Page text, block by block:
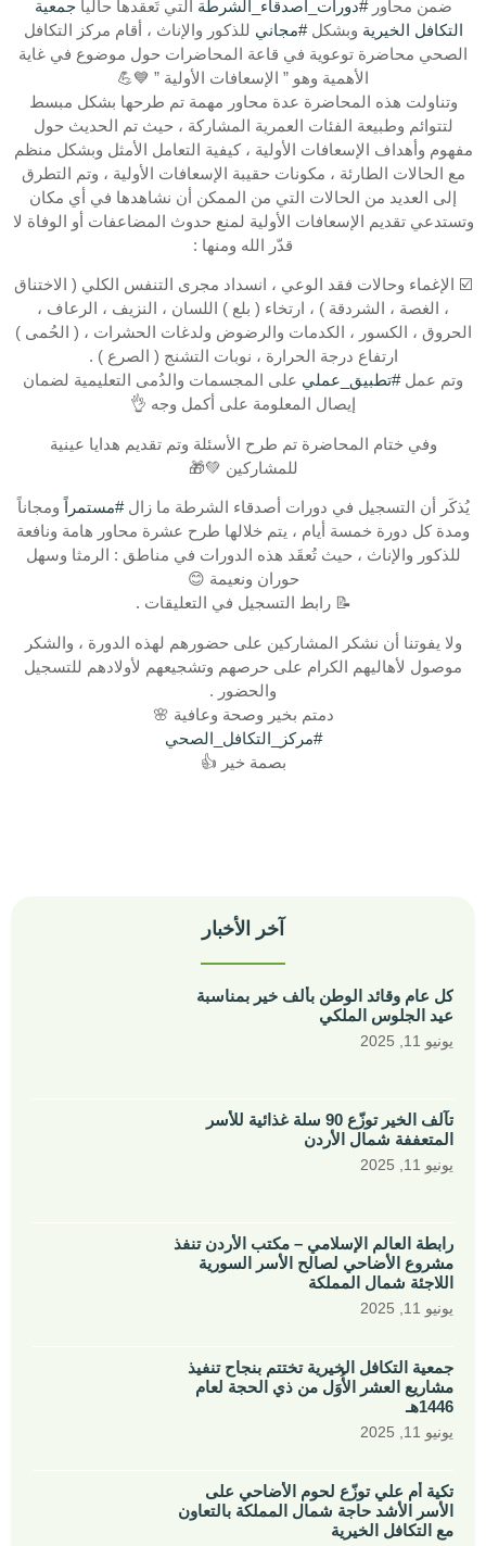
ضمن محاور#دورات_أصدقاء_الشرطة التي تَعقدها حالياًجمعية
التكافل الخيرية وبشكل#مجاني للذكور والإناث ، أقام مركز التكافل
الصحي محاضرة توعوية في قاعة المحاضرات حول موضوع في غاية
الأهمية وهو ” الإسعافات الأولية ” 💙💪
وتناولت هذه المحاضرة عدة محاور مهمة تم طرحها بشكل مبسط
لتتوائم وطبيعة الفئات العمرية المشاركة ، حيث تم الحديث حول
مفهوم وأهداف الإسعافات الأولية ، كيفية التعامل الأمثل وبشكل منظم
مع الحالات الطارئة ، مكونات حقيبة الإسعافات الأولية ، وتم التطرق
إلى العديد من الحالات التي من الممكن أن نشاهدها في أي مكان
وتستدعي تقديم الإسعافات الأولية لمنع حدوث المضاعفات أو الوفاة لا
قدّر الله ومنها :
⁦☑️⁩ الإغماء وحالات فقد الوعي ، انسداد مجرى التنفس الكلي ( الاختناق
، الغصة ، الشردقة ) ، ارتخاء ( بلع ) اللسان ، النزيف ، الرعاف ،
الحروق ، الكسور ، الكدمات والرضوض ولدغات الحشرات ، ( الحُمى )
ارتفاع درجة الحرارة ، نوبات التشنج ( الصرع ) .
وتم عمل#تطبيق_عملي على المجسمات والدُمى التعليمية لضمان
إيصال المعلومة على أكمل وجه 👌
وفي ختام المحاضرة تم طرح الأسئلة وتم تقديم هدايا عينية
للمشاركين 💚🎁
يُذكَر أن التسجيل في دورات أصدقاء الشرطة ما زال#مستمراً ومجاناً
ومدة كل دورة خمسة أيام ، يتم خلالها طرح عشرة محاور هامة ونافعة
للذكور والإناث ، حيث تُعقَد هذه الدورات في مناطق : الرمثا وسهل
حوران ونعيمة 😊
📝 رابط التسجيل في التعليقات .
ولا يفوتنا أن نشكر المشاركين على حضورهم لهذه الدورة ، والشكر
موصول لأهاليهم الكرام على حرصهم وتشجيعهم لأولادهم للتسجيل
والحضور .
دمتم بخير وصحة وعافية 🌸
#مركز_التكافل_الصحي
بصمة خير 👍
آخر الأخبار
كل عام وقائد الوطن بألف خير بمناسبة
عيد الجلوس الملكي
يونيو 11, 2025
تآلف الخير توزّع 90 سلة غذائية للأسر
المتعففة شمال الأردن
يونيو 11, 2025
رابطة العالم الإسلامي – مكتب الأردن تنفذ
مشروع الأضاحي لصالح الأسر السورية
اللاجئة شمال المملكة
يونيو 11, 2025
جمعية التكافل الخيرية تختتم بنجاح تنفيذ
مشاريع العشر الأُوَل من ذي الحجة لعام
1446هـ
يونيو 11, 2025
تكية أم علي توزّع لحوم الأضاحي على
الأسر الأشد حاجة شمال المملكة بالتعاون
مع التكافل الخيرية